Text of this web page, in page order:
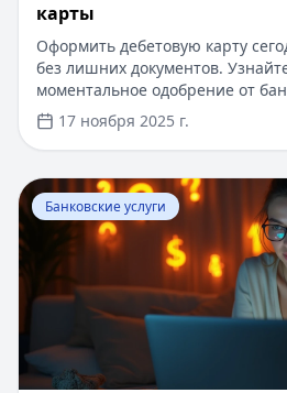
карты
Оформить дебетовую карту
без лишних документов.
моментальное одобрение от
пользоваться современным
инструментом. Процесс
для оформления нужен только
кредитные лимиты до 300 000
увеличения. Решение
без справок о доходах и
можно в ближайшем отделении
доставку на дом.
17 ноября 2025 г.
Перейти к статье:Где
Банковские услуги